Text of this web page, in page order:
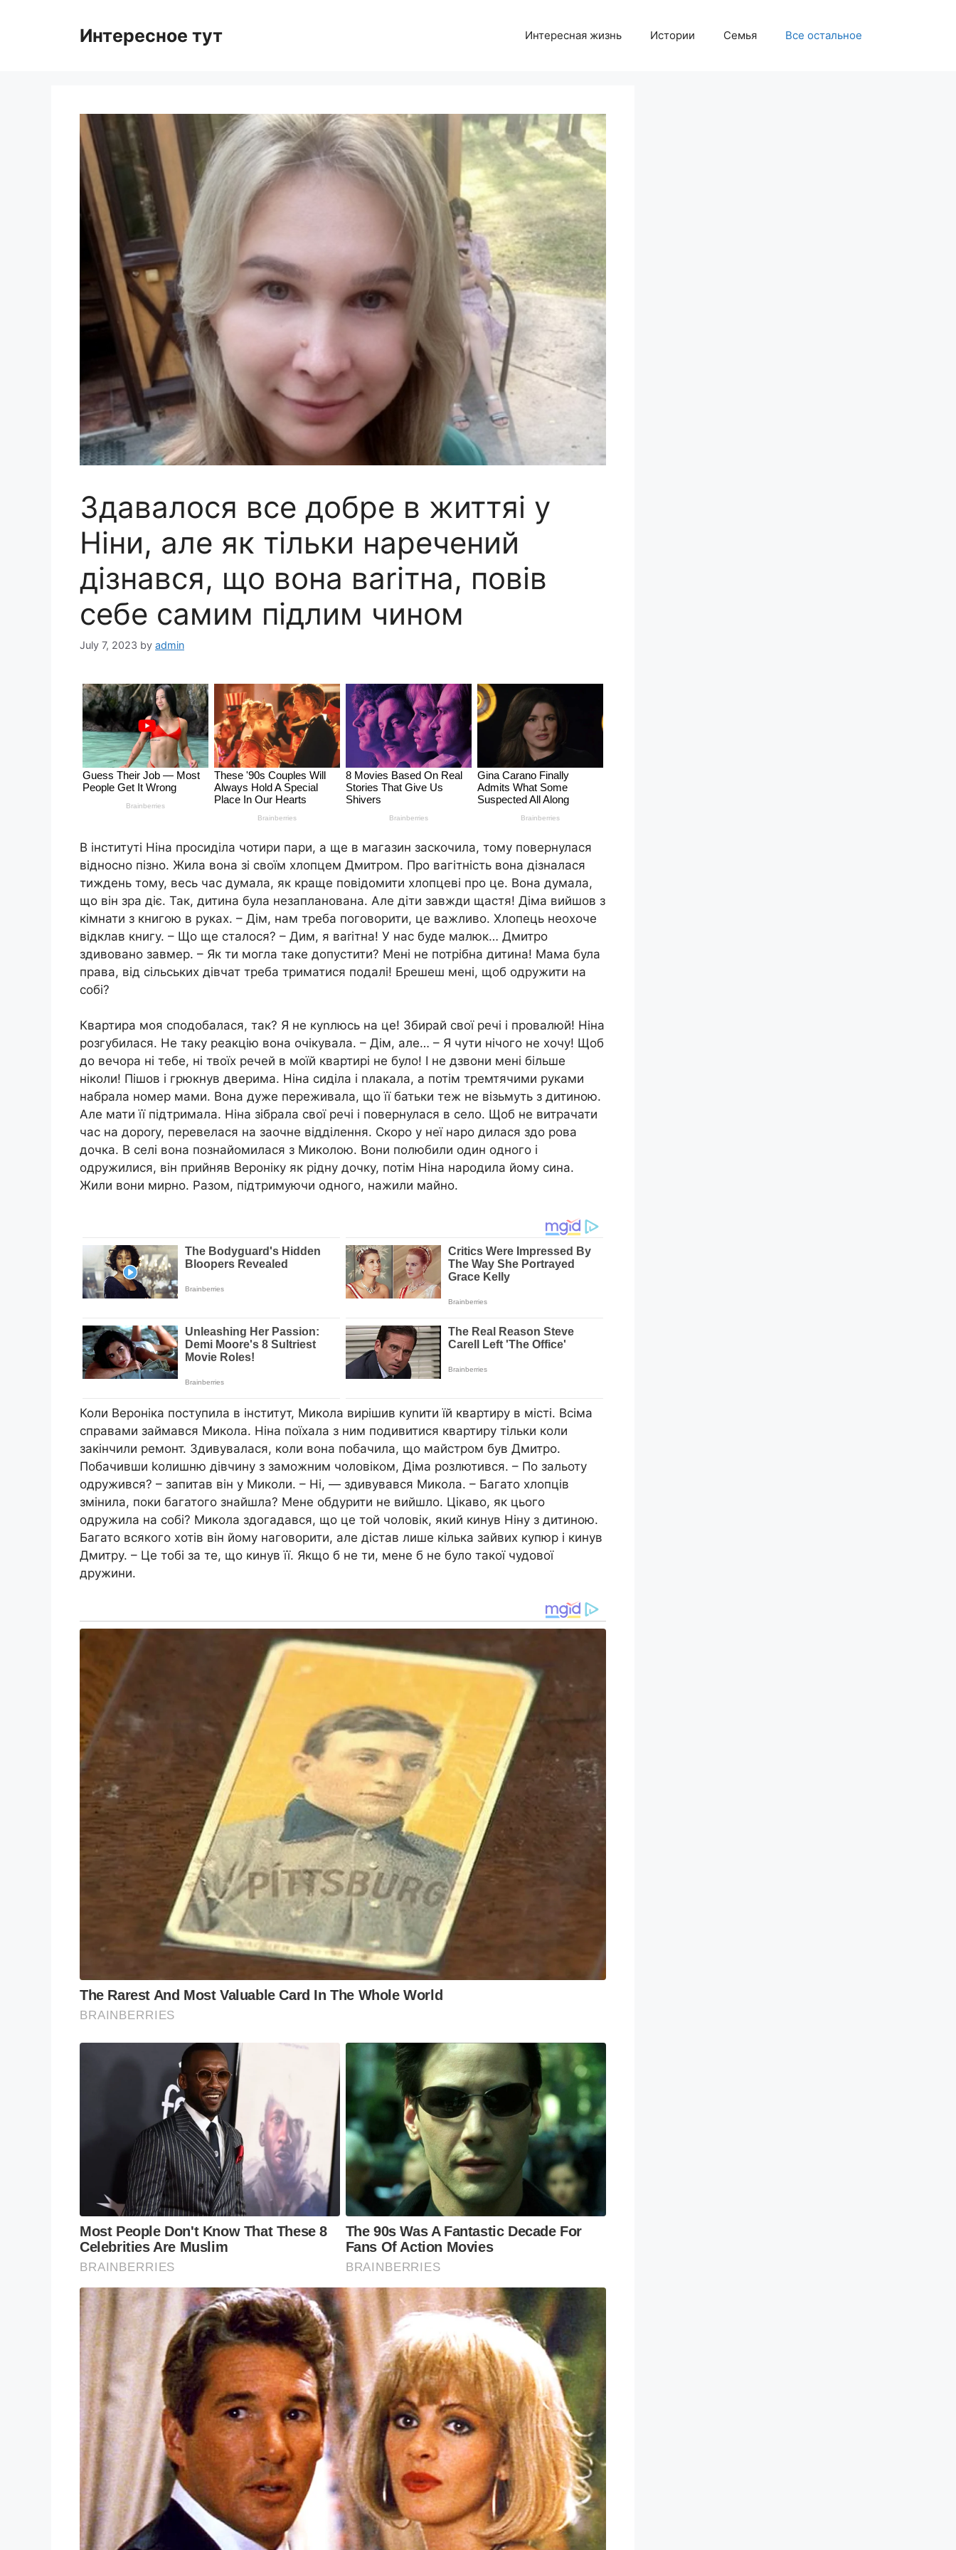
Интересное тут Интересная жизнь Истории Семья Все остальное
Здавалося все добре в життяі у
Ніни, але як тільки наречений
дізнався, що вона ваrітна, повів
себе самим підлим чином
July 7, 2023 by admin
В інституті Ніна просиділа чотири пари, а ще в магазин заскочила, тому повернулася
відносно пізно. Жила вона зі своїм хлопцем Дмитром. Про вагітність вона дізналася
тиждень тому, весь час думала, як краще повідомити хлопцеві про це. Вона думала,
що він зра діє. Так, дитина була незапланована. Але діти завжди щастя! Діма вийшов з
кімнати з книгою в руках. – Дім, нам треба поговорити, це важливо. Хлопець неохоче
відклав книгу. – Що ще сталося? – Дим, я ваrітна! У нас буде малюк… Дмитро
здивовано завмер. – Як ти могла таке допустити? Мені не потрібна дитина! Мама була
права, від сільських дівчат треба триматися подалі! Брешеш мені, щоб одружити на
собі?
Квартира моя сподобалася, так? Я не куnлюсь на це! Збирай свої речі і провалюй! Ніна
розгубилася. Не таку реакцію вона очікувала. – Дім, але… – Я чути нічого не хочу! Щоб
до вечора ні тебе, ні твоїх речей в моїй квартирі не було! І не дзвони мені більше
ніколи! Пішов і грюкнув дверима. Ніна сиділа і nлакала, а потім тремтячими руками
набрала номер мами. Вона дуже переживала, що її батьки теж не візьмуть з дитиною.
Але мати її підтримала. Ніна зібрала свої речі і повернулася в село. Щоб не витрачати
час на дороrу, перевелася на заочне відділення. Скоро у неї наро дилася здо рова
дочка. В селі вона познайомилася з Миколою. Вони полюбили один одного і
одружилися, він прийняв Вероніку як рідну дочку, потім Ніна народила йому сина.
Жили вони мирно. Разом, підтримуючи одного, нажили майно.
Коли Вероніка поступила в інститут, Микола вирішив куnити їй квартиру в місті. Всіма
справами займався Микола. Ніна поїхала з ним подивитися квартиру тільки коли
закінчили ремонт. Здивувалася, коли вона побачила, що майстром був Дмитро.
Побачивши kолишню дівчину з заможним чоловіком, Діма розлютився. – По зальоту
одружився? – запитав він у Миколи. – Ні, — здивувався Микола. – Багато хлопців
змінила, поки багатого знайшла? Мене обдурити не вийшло. Цікаво, як цього
одружила на собі? Микола здогадався, що це той чоловік, який кинув Ніну з дитиною.
Багато всякого хотів він йому наговорити, але дістав лише кілька зайвих купюр і кинув
Дмитру. – Це тобі за те, що кинув її. Якщо б не ти, мене б не було такої чудової
дружини.